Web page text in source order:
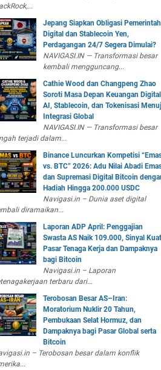
Jepang Siapkan Obligasi Pemerintah
Digital dan Stablecoin Yen,
Perdagangan 24/7 Segera Dimulai?
NAVIGASI.IN — Transformasi besar
kembali mengguncang...
Cathie Wood dan Changpeng Zhao
Soroti Masa Depan Keuangan
AI, Stablecoin, dan Tokenisasi
Integrasi Global
NAVIGASI.IN — Transformasi besar
terjadi dalam...
Binance Luncurkan Kompetisi
vs. BTC” 2026: Adu Nilai Abadi
dan Supremasi Digital Bitcoin
Hadiah Hingga 200.000 USDC
Navigasi.in – Dunia aset digital
diramaikan...
Laporan ADP April: Penggajian
Swasta AS Naik 109.000, Sinyal Kuat
Pasar Tenaga Kerja dan Dampaknya
bagi Bitcoin
Navigasi.in – Laporan
terbaru dari...
Terobosan Besar AS–Iran:
Moratorium Nuklir 20 Tahun,
Pembukaan Selat Hormuz, dan
Dampaknya bagi Pasar Global serta
Bitcoin
– Terobosan besar dalam konflik